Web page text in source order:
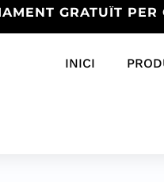
GRATUÏT
INICI